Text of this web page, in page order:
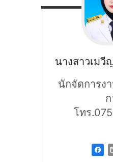
นางสาวเมวี
นักจัดการง
โทร